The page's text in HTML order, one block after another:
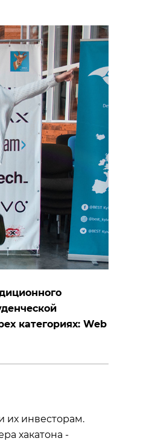
категориях: Web
их инвесторам.
хакатона -